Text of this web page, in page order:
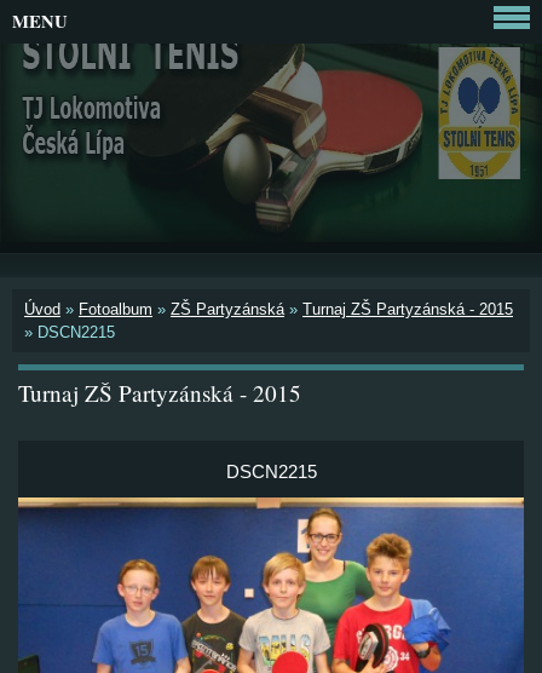
Úvod » Fotoalbum » ZŠ Partyzánská» Turnaj ZŠ Partyzánská - 2015
» DSCN2215
Turnaj ZŠ Partyzánská - 2015
DSCN2215
MENU